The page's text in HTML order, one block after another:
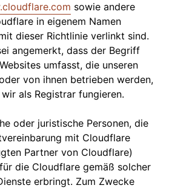
sowie andere
in eigenem Namen
dieser Richtlinie verlinkt sind.
angemerkt, dass der Begriff
umfasst, die unseren
von ihnen betrieben werden,
als Registrar fungieren.
oder juristische Personen, die
mit Cloudflare
Partner von Cloudflare)
die Cloudflare gemäß solcher
erbringt. Zum Zwecke